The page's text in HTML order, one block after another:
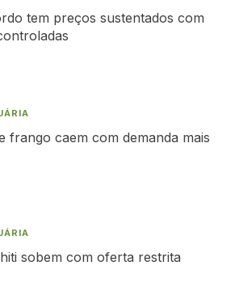
tem preços sustentados com
frango caem com demanda mais
sobem com oferta restrita